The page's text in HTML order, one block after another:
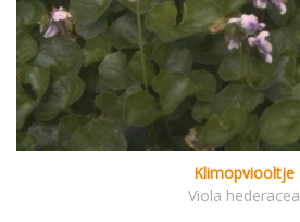
Klimopviooltje
Viola hederacea